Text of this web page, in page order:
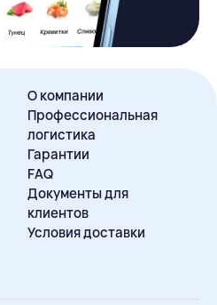
О компании
Профессиональная
логистика
Гарантии
FAQ
Документы для
клиентов
Условия доставки